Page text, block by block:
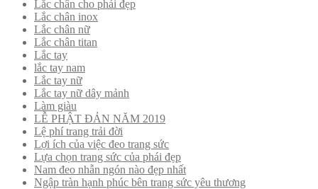
Lắc chân cho phái đẹp
Lắc chân inox
Lắc chân nữ
Lắc chân titan
Lắc tay
lắc tay nam
Lắc tay nữ
Lắc tay nữ dây mảnh
Làm giàu
LỄ PHẬT ĐẢN NĂM 2019
Lệ phí trang trải đời
Lợi ích của việc đeo trang sức
Lựa chọn trang sức của phái đẹp
Nam đeo nhẫn ngón nào đẹp nhất
Ngập tràn hạnh phúc bên trang sức yêu thương